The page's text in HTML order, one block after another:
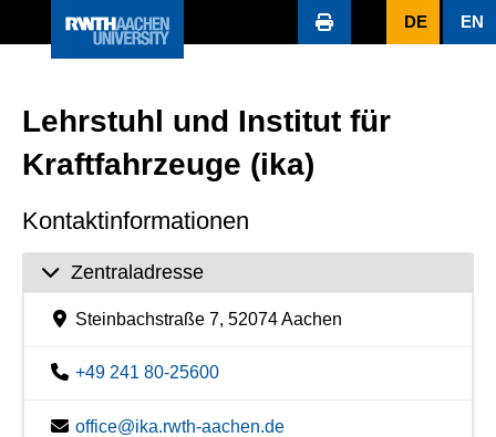
DE EN
Lehrstuhl und Institut für
Kraftfahrzeuge (ika)
Kontaktinformationen
Zentraladresse
Steinbachstraße 7, 52074 Aachen
+49 241 80-25600
office@ika.rwth-aachen.de